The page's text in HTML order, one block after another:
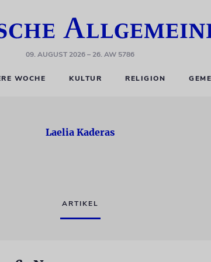
09. AUGUST 2026– 26. AW 5786
WOCHE KULTUR RELIGION
Laelia Kaderas
ARTIKEL